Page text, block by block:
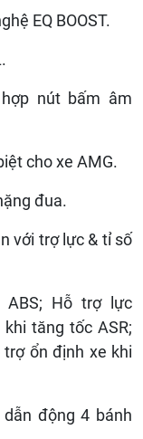
EQ BOOST.
nút bấm âm
cho xe AMG.
đua.
với trợ lực & tỉ số
ABS; Hỗ trợ lực
tăng tốc ASR;
trợ ổn định xe khi
động 4 bánh